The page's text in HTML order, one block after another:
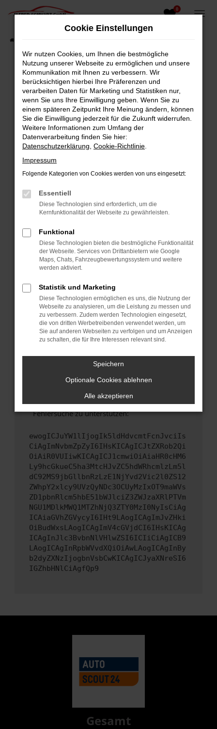
Zum
0
Fehler: Network Error
Beim Laden ist ein Fehler aufgetreten.
Hier sind ein paar Tipps, die dir helfen können:
Überprüfe deine Firewall und deine
Internetverbindung.
Laden andere Webseiten, zum Beispiel deine
Suchmaschine?
Prüfe deine Browsererweiterungen.
Manche Erweiterungen, wie Werbeblocker,
können das Laden bestimmter Seiten
verhindern. Funktioniert die Seite in einem
Fenster?
Starte dein Gerät neu.
Das kann manchmal helfen, vorübergehende
Probleme zu beheben.
Betriebssystem auf dem neuesten Stand
sind.
Veraltete Software birgt nicht nur ein
Sicherheitsrisiko, sondern kann auch dazu
führen, dass bestimmte Funktionen nicht mehr
unterstützt werden.
Wende dich an den Webseitenbetreiber.
Wenn du alle oben genannten Schritte versucht
hast, kontaktiere uns bitte. Wir werden
versuchen, das Problem zu beheben. Du kannst
uns diesen Text schicken, um uns bei der
Fehlersuche zu unterstützen:
ewogICJuYW1lIjogIk5ldHdvcmtFcnJvciIs
CiAgImNvbmZpZyI6IHsKICAgICJtZXRob2Qi
OiAiR0VUIiwKICAgICJ1cmwiOiAiaHR0cHM6
Ly9hcGkueC5ha3MtcHJvZC5hdWRhcmlzLm5l
dC92MS9jbGllbnRzLzE1NjYvd2Vic2l0ZS12
ZWhpY2xlcy9UVzQyNDc3OCUyMzIxOT9maWVs
ZD1pbnRlcm5hbE51bWJlciZ3ZWJzaXRlPTVm
NGU1MDlkMWQ1MTZhNjQ3ZTY0MzI0NyIsCiAg
ICAiaGVhZGVycyI6IHt9LAogICAgImJvZHki
OiBudWxsLAogICAgImV4cGVjdCI6IHsKICAg
ICAgInJlc3BvbnNlVHlwZSI6ICIiCiAgICB9
LAogICAgInRpbWVvdXQiOiAwLAogICAgInBy
b2dyZXNzIjogbnVsbCwKICAgICJyaXNreSI6
IGZhbHNlCiAgfQp9
Gesamt
Cookie Einstellungen
Wir nutzen Cookies, um Ihnen die bestmögliche
Nutzung unserer Webseite zu ermöglichen und unsere
Kommunikation mit Ihnen zu verbessern. Wir
berücksichtigen hierbei Ihre Präferenzen und
verarbeiten Daten für Marketing und Statistiken nur,
wenn Sie uns Ihre Einwilligung geben. Wenn Sie zu
einem späteren Zeitpunkt Ihre Meinung ändern, können
Sie die Einwilligung jederzeit für die Zukunft widerrufen.
Weitere Informationen zum Umfang der
Datenverarbeitung finden Sie hier:
Datenschutzerklärung Cookie-Richtlinie
Impressum
Folgende Kategorien von Cookies werden von uns eingesetzt:
Essentiell
Diese Technologien sind erforderlich, um die
Kernfunktionalität der Webseite zu gewährleisten.
Funktional
Diese Technologien bieten die bestmögliche Funktionalität
der Webseite. Services von Drittanbietern wie Google
Maps, Chats, Fahrzeugbewertungssystem und weitere
werden aktiviert.
Statistik und Marketing
Diese Technologien ermöglichen es uns, die Nutzung der
Webseite zu analysieren, um die Leistung zu messen und
zu verbessern. Zudem werden Technologien eingesetzt,
die von dritten Werbetreibenden verwendet werden, um
Sie auf anderen Webseiten zu verfolgen und um Anzeigen
zu schalten, die für Ihre Interessen relevant sind.
Speichern
Optionale Cookies ablehnen
Alle akzeptieren